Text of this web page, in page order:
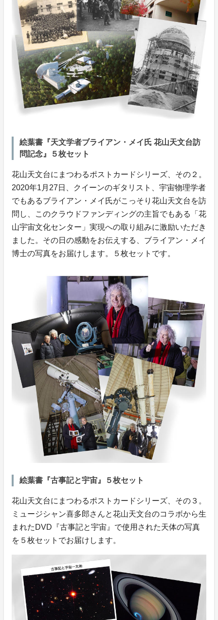
絵葉書『天文学者ブライアン・メイ氏 花山天文台訪
問記念』５枚セット
花山天文台にまつわるポストカードシリーズ、その２。
2020年1月27日、クイーンのギタリスト、宇宙物理学者
でもあるブライアン・メイ氏がこっそり花山天文台を訪
問し、このクラウドファンディングの主旨でもある「花
山宇宙文化センター」実現への取り組みに激励いただき
ました。その日の感動をお伝えする、ブライアン・メイ
博士の写真をお届けします。５枚セットです。
絵葉書『古事記と宇宙』５枚セット
花山天文台にまつわるポストカードシリーズ、その３。
ミュージシャン喜多郎さんと花山天文台のコラボから生
まれたDVD『古事記と宇宙』で使用された天体の写真
を５枚セットでお届けします。